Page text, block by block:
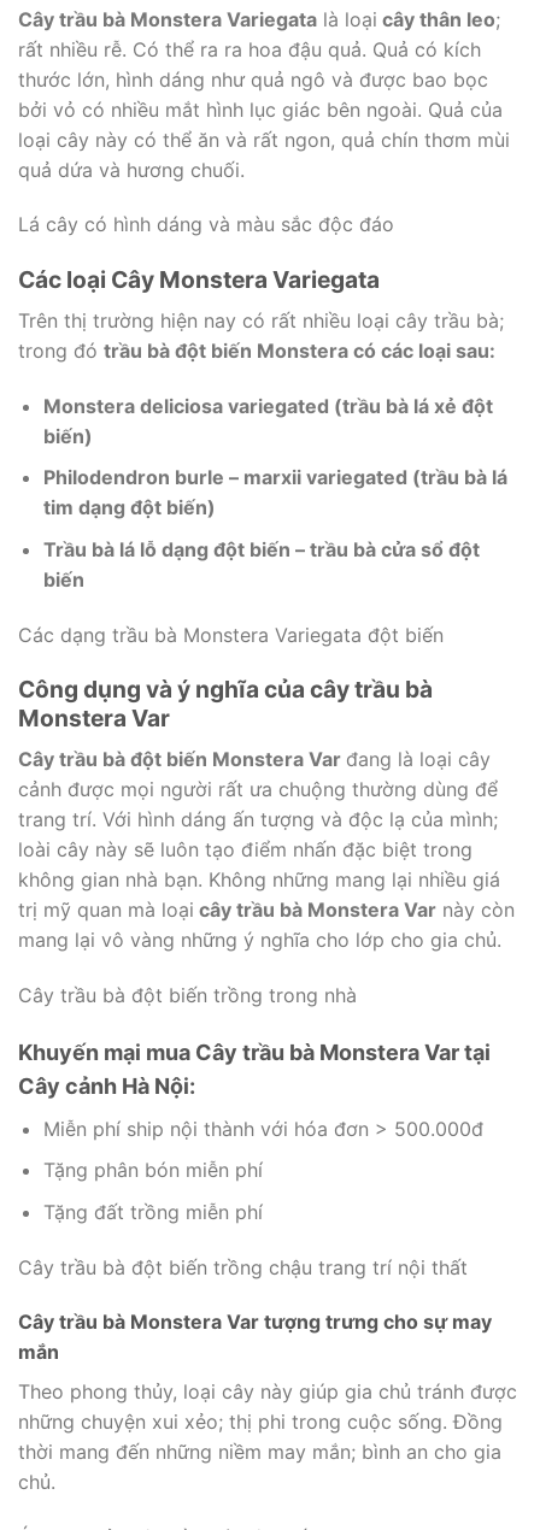
Cây trầu bà Monstera Variegata là loại cây thân leo;
rất nhiều rễ. Có thể ra ra hoa đậu quả. Quả có kích
thước lớn, hình dáng như quả ngô và được bao bọc
bởi vỏ có nhiều mắt hình lục giác bên ngoài. Quả của
loại cây này có thể ăn và rất ngon, quả chín thơm mùi
quả dứa và hương chuối.
Lá cây có hình dáng và màu sắc độc đáo
Các loại Cây Monstera Variegata
Trên thị trường hiện nay có rất nhiều loại cây trầu bà;
trong đó trầu bà đột biến Monstera có các loại sau:
Monstera deliciosa variegated (trầu bà lá xẻ đột
biến)
Philodendron burle – marxii variegated (trầu bà lá
tim dạng đột biến)
Trầu bà lá lỗ dạng đột biến – trầu bà cửa sổ đột
biến
Các dạng trầu bà Monstera Variegata đột biến
Công dụng và ý nghĩa của cây trầu bà
Monstera Var
Cây trầu bà đột biến Monstera Var đang là loại cây
cảnh được mọi người rất ưa chuộng thường dùng để
trang trí. Với hình dáng ấn tượng và độc lạ của mình;
loài cây này sẽ luôn tạo điểm nhấn đặc biệt trong
không gian nhà bạn. Không những mang lại nhiều giá
trị mỹ quan mà loại cây trầu bà Monstera Var này còn
mang lại vô vàng những ý nghĩa cho lớp cho gia chủ.
Cây trầu bà đột biến trồng trong nhà
Khuyến mại mua Cây trầu bà Monstera Vartại
Cây cảnh Hà Nội:
Miễn phí ship nội thành với hóa đơn > 500.000đ
Tặng phân bón miễn phí
Tặng đất trồng miễn phí
Cây trầu bà đột biến trồng chậu trang trí nội thất
Cây trầu bà Monstera Var tượng trưng cho sự may
mắn
Theo phong thủy, loại cây này giúp gia chủ tránh được
những chuyện xui xẻo; thị phi trong cuộc sống. Đồng
thời mang đến những niềm may mắn; bình an cho gia
chủ.